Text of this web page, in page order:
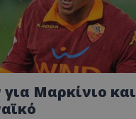
Μαρκίνιο και